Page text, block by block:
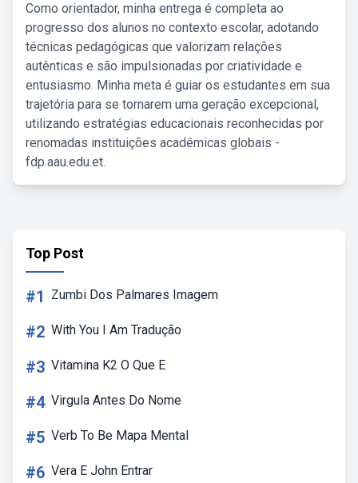
Como orientador, minha entrega é completa ao
progresso dos alunos no contexto escolar, adotando
técnicas pedagógicas que valorizam relações
autênticas e são impulsionadas por criatividade e
entusiasmo. Minha meta é guiar os estudantes em sua
trajetória para se tornarem uma geração excepcional,
utilizando estratégias educacionais reconhecidas por
renomadas instituições acadêmicas globais -
fdp.aau.edu.et.
Top Post
#1 Zumbi Dos Palmares Imagem
#2 With You I Am Tradução
#3 Vitamina K2 O Que E
#4 Virgula Antes Do Nome
#5 Verb To Be Mapa Mental
#6 Vera E John Entrar